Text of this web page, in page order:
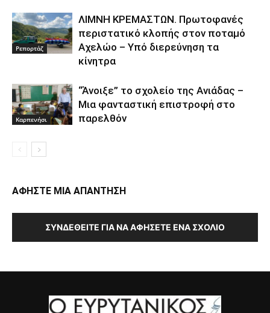
Ρεπορτάζ
ΛΙΜΝΗ ΚΡΕΜΑΣΤΩΝ. Πρωτοφανές
περιστατικό κλοπής στον ποταμό
Αχελώο – Υπό διερεύνηση τα
κίνητρα
Καρπενήσι
“Άνοιξε” το σχολείο της Ανιάδας –
Μια φανταστική επιστροφή στο
παρελθόν
ΑΦΗΣΤΕ ΜΙΑ ΑΠΑΝΤΗΣΗ
ΣΥΝΔΕΘΕΊΤΕ ΓΙΑ ΝΑ ΑΦΉΣΕΤΕ ΈΝΑ ΣΧΌΛΙΟ